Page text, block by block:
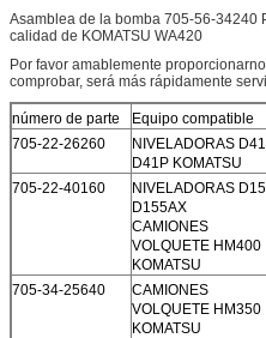
Asamblea de la bomba 705-56-34240
calidad de KOMATSU WA420
Por favor amablemente
comprobar, será más rápidamente
número de parte Equipo compatible
705-22-26260
NIVELADORAS
D41P KOMATSU
705-22-40160
NIVELADORAS
D155AX
CAMIONES
VOLQUETE HM400
KOMATSU
705-34-25640
CAMIONES
VOLQUETE HM350
KOMATSU